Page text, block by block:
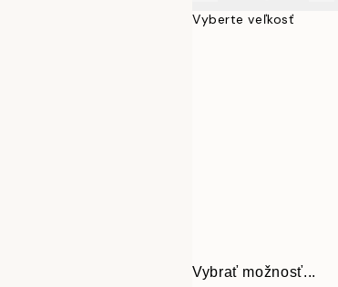
Vyberte veľkosť
Vybrať možnosť...